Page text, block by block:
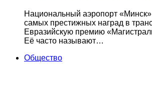
Национальный аэропорт
самых престижных наград в
Евразийскую премию
Её часто называют…
Общество